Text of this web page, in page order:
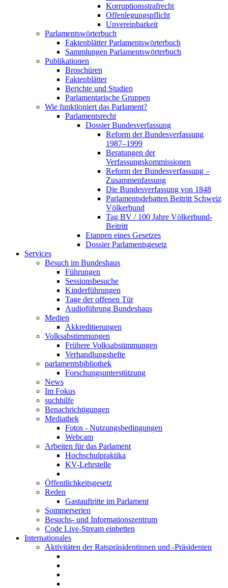
Korruptionsstrafrecht
Offenlegungspflicht
Unvereinbarkeit
Parlamentswörterbuch
Faktenblätter Parlamentswörterbuch
Sammlungen Parlamentswörterbuch
Publikationen
Broschüren
Faktenblätter
Berichte und Studien
Parlamentarische Gruppen
Wie funktioniert das Parlament?
Parlamentsrecht
Dossier Bundesverfassung
Reform der Bundesverfassung
1987–1999
Beratungen der
Verfassungskommissionen
Reform der Bundesverfassung –
Zusammenfassung
Die Bundesverfassung von 1848
Parlamentsdebatten Beitritt Schweiz
Völkerbund
Tag BV / 100 Jahre Völkerbund-
Beitritt
Etappen eines Gesetzes
Dossier Parlamentsgesetz
Services
Besuch im Bundeshaus
Führungen
Sessionsbesuche
Kinderführungen
Tage der offenen Tür
Audioführung Bundeshaus
Medien
Akkreditierungen
Volksabstimmungen
Frühere Volksabstimmungen
Verhandlungshefte
parlamentsbibliothek
Forschungsunterstützung
News
Im Fokus
suchhilfe
Benachrichtigungen
Mediathek
Fotos - Nutzungsbedingungen
Webcam
Arbeiten für das Parlament
Hochschulpraktika
KV-Lehrstelle
Öffentlichkeitsgesetz
Reden
Gastauftritte im Parlament
Sommerserien
Besuchs- und Informationszentrum
Code Live-Stream einbetten
Internationales
Aktivitäten der Ratspräsidentinnen und -Präsidenten